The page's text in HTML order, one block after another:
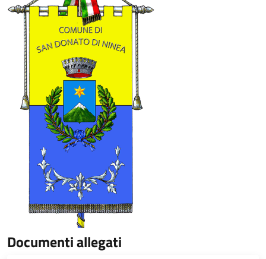
Documenti allegati